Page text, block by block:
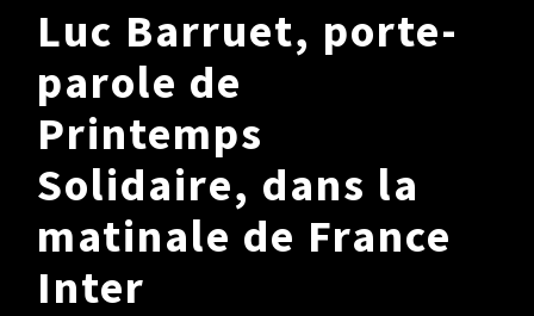
SOLIDAIRES
DU MONDE
OBJECTIF
0,7
Luc Barruet, porte-
parole de
Printemps
Solidaire, dans la
matinale de France
Inter